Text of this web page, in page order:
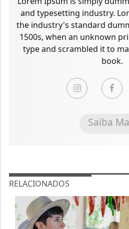
and typesetting industry.
the industry's standard
1500s, when an unknown
type and scrambled it to
book.
Saiba
RELACIONADOS